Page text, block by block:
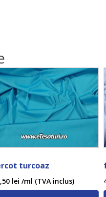
turcoaz
lei /ml (TVA inclus)